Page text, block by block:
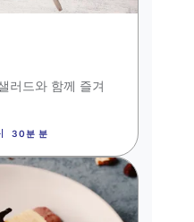
러드와 함께 즐겨
30분 분